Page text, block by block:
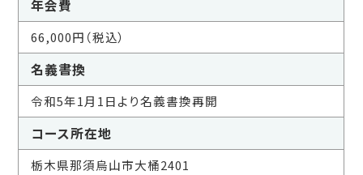
年会費
66,000円（税込）
名義書換
令和5年1月1日より名義書換再開
コース所在地
栃木県那須烏山市大桶2401